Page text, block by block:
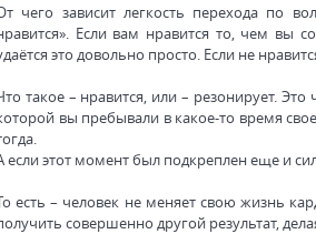
чего зависит легкость перехода по
Если вам нравится то, чем вы
это довольно просто. Если не
такое – нравится, или – резонирует.
вы пребывали в какое-то время
если этот момент был подкреплен еще и
есть – человек не меняет свою жизнь
совершенно другой результат,